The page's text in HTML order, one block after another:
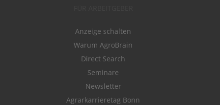
Anzeige schalten
Warum AgroBrain
Direct Search
Seminare
Newsletter
Agrarkarrieretag Bonn